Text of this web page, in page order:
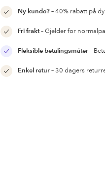
Ny kunde?– 40% rabatt på
Fri frakt– Gjelder for
Fleksible betalingsmåter–
Enkel retur– 30 dagers